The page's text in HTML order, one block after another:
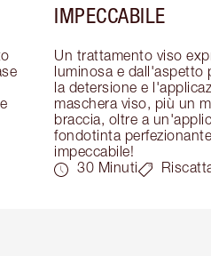
IMPECCABILE
Un trattamento viso
luminosa e dall'aspetto
la detersione e
maschera viso, più un
braccia, oltre a
fondotinta
impeccabile!
30 Minuti